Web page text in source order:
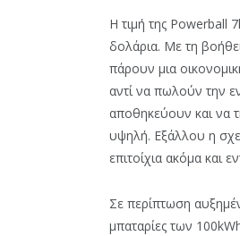
Η τιμή της Powerball
δολάρια. Με τη
πάρουν μια
αντί να πωλούν την
αποθηκεύουν και να
υψηλή. Εξάλλου η
επιτοίχια ακόμα και
Σε περίπτωση
μπαταρίες των